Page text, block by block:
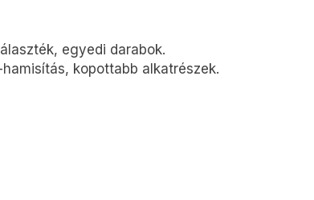
egyedi darabok.
kopottabb alkatrészek.